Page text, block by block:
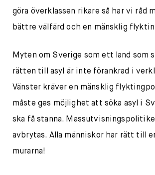
göra överklassen rikare så har vi råd
bättre välfärd och en mänsklig
Myten om Sverige som ett land som
rätten till asyl är inte förankrad i
Vänster kräver en mänsklig
måste ges möjlighet att söka asyl i
ska få stanna.
avbrytas. Alla människor har rätt till
murarna!